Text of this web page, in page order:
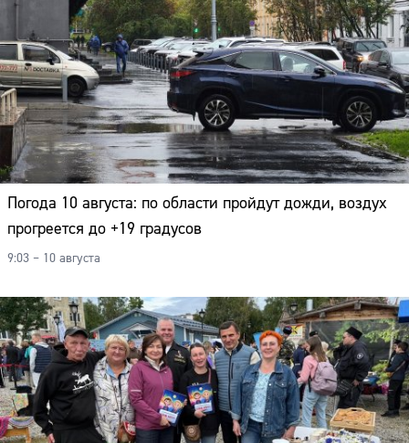
Погода 10 августа: по области пройдут дожди, воздух
прогреется до +19 градусов
9:03 – 10 августа